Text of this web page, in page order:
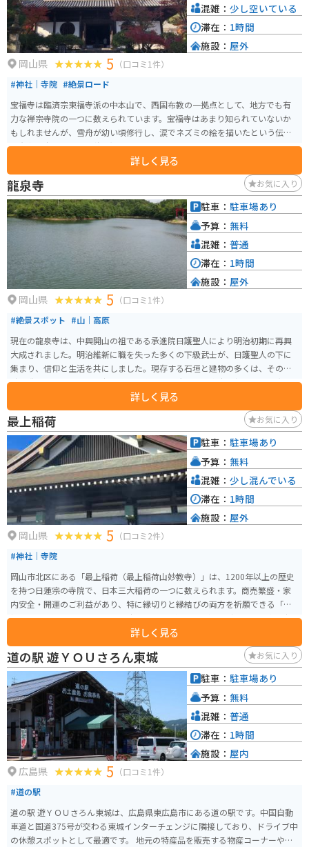
ットも点在しています。道の駅 久米の里は、美しい自然と触れ合いながら、
地元の美味しいものを楽しめる、魅力的な道の駅です。
岡山県 5 （口コミ1件）
#神社｜寺院 #絶景ロード
宝福寺は臨済宗東福寺派の中本山で、西国布教の一拠点として、地方でも有
力な禅宗寺院の一つに数えられています。宝福寺はあまり知られていないか
もしれませんが、雪舟が幼い頃修行し、涙でネズミの絵を描いたという伝説
で有名な寺です。特に秋の紅葉はきれいです。
詳しく見る
混雑： 少し空いている
滞在： 1時間
施設： 屋外
龍泉寺 お気に入り
岡山県 5 （口コミ1件）
#絶景スポット #山｜高原
現在の龍泉寺は、中興開山の祖である承進院日護聖人により明治初期に再興
大成されました。明治維新に職を失った多くの下級武士が、日護聖人の下に
集まり、信仰と生活を共にしました。現存する石垣と建物の多くは、その当
時建造されたものです。寺号は、明治22年に大渓山龍泉寺を継承し、昭和26
年に日蓮宗最上教派の本山になり、"最上本山 御瀧 龍泉寺″と改めました。最
上位経王大菩薩（最上様・お稲荷さん）、八大龍王（水の神様）、鬼子母神
（子供の守り神）、三面大黒天をお祀りしています。
詳しく見る
駐車： 駐車場あり
予算： 無料
混雑： 普通
滞在： 1時間
施設： 屋外
最上稲荷 お気に入り
岡山県 5 （口コミ2件）
#神社｜寺院
岡山市北区にある「最上稲荷（最上稲荷山妙教寺）」は、1200年以上の歴史
を持つ日蓮宗の寺院で、日本三大稲荷の一つに数えられます。商売繁盛・家
内安全・開運のご利益があり、特に縁切りと縁結びの両方を祈願できる「両
縁参り」で知られています。 お寺でありながら鳥居がある独特の雰囲気を持
ち、初詣の時期には多くの参拝客で賑わいます。岡山駅から車・バイクで約1
5分の距離にあり、駐車場も完備。ゆずせんべいやご縁まんじゅうなどのお土
産も人気です。
詳しく見る
駐車： 駐車場あり
予算： 無料
混雑： 少し混んでいる
滞在： 1時間
施設： 屋外
道の駅 遊ＹＯＵさろん東城 お気に入り
広島県 5 （口コミ1件）
#道の駅
道の駅 遊ＹＯＵさろん東城は、広島県東広島市にある道の駅です。中国自動
車道と国道375号が交わる東城インターチェンジに隣接しており、ドライブ中
の休憩スポットとして最適です。 地元の特産品を販売する物産コーナーや、
駐車： 駐車場あり
予算： 無料
混雑： 普通
滞在： 1時間
施設： 屋内